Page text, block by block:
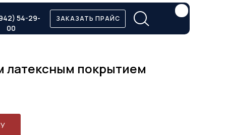
ЗАКАЗАТЬ ПРАЙС
54-29-
00
латексным покрытием